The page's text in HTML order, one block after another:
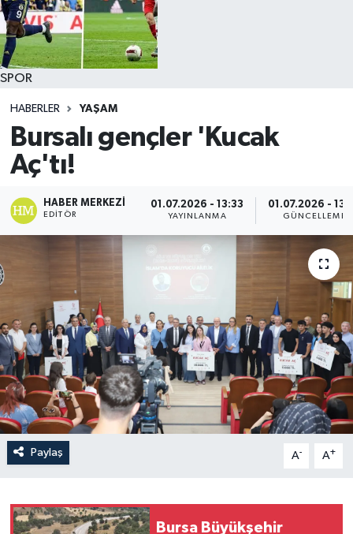
SPOR
HABERLER YAŞAM
Bursalı gençler 'Kucak
Aç'tı!
HABER MERKEZI
EDITÖR
01.07.2026 - 13:33
YAYINLANMA
01.07.2026 -
GÜNCELLEME
Paylaş A- A+
Bursa Büyükşehir